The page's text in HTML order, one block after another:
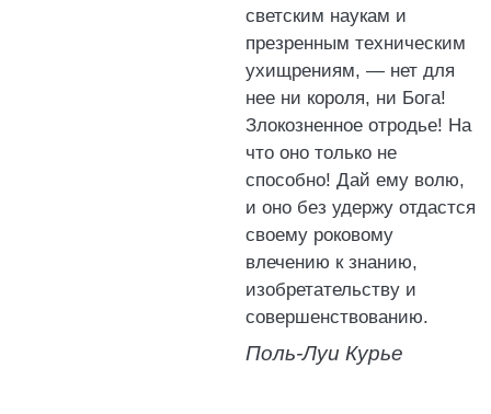
светским наукам и
презренным техническим
ухищрениям, — нет для
нее ни короля, ни Бога!
Злокозненное отродье! На
что оно только не
способно! Дай ему волю,
и оно без удержу отдастся
своему роковому
влечению к знанию,
изобретательству и
совершенствованию.
Поль-Луи Курье